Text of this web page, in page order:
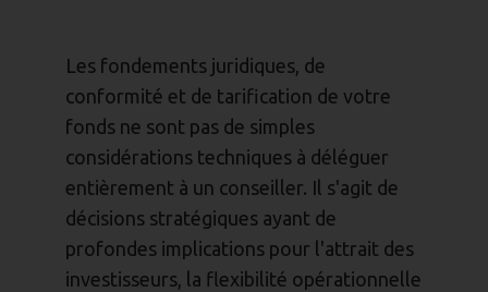
Les fondements juridiques, de
conformité et de tarification de votre
fonds ne sont pas de simples
considérations techniques à déléguer
entièrement à un conseiller. Il s'agit de
décisions stratégiques ayant de
profondes implications pour l'attrait des
investisseurs, la flexibilité opérationnelle